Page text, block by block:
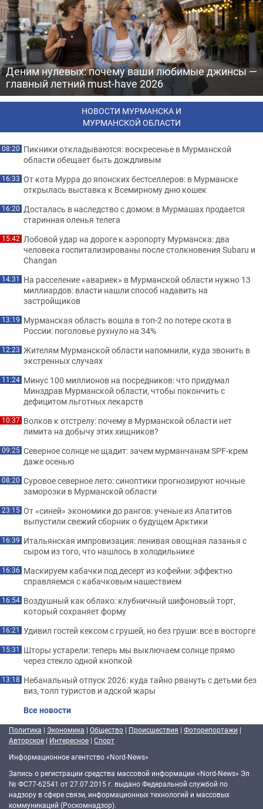
Деним нулевых: почему ваши любимые джинсы —
главный летний must-have 2026
НОВОСТИ МУРМАНСКА И
МУРМАНСКОЙ ОБЛАСТИ
08:20 Пикники откладываются: воскресенье в Мурманской
области обещает быть дождливым
16:33 От кота Мурра до японских бестселлеров: в Мурманске
открылась выставка к Всемирному дню кошек
16:20 Досталась в наследство с домом: в Мурмашах продается
старинная оленья телега
15:42 Лобовой удар на дороге к аэропорту Мурманска: два
человека госпитализированы после столкновения Subaru и
Changan
14:31 На расселение «авариек» в Мурманской области нужно 13
миллиардов: власти нашли способ надавить на
застройщиков
13:19 Мурманская область вошла в топ-2 по потере скота в
России: поголовье рухнуло на 34%
12:23 Жителям Мурманской области напомнили, куда звонить в
экстренных случаях
11:24 Минус 100 миллионов на посредников: что придумал
Минздрав Мурманской области, чтобы покончить с
дефицитом льготных лекарств
10:37 Волков к отстрелу: почему в Мурманской области нет
лимита на добычу этих хищников?
09:25 Северное солнце не щадит: зачем мурманчанам SPF-крем
даже осенью
08:20 Суровое северное лето: синоптики прогнозируют ночные
заморозки в Мурманской области
23:15 От «синей» экономики до рангов: ученые из Апатитов
выпустили свежий сборник о будущем Арктики
16:39 Итальянская импровизация: ленивая овощная лазанья с
сыром из того, что нашлось в холодильнике
16:36 Маскируем кабачки под десерт из кофейни: эффектно
справляемся с кабачковым нашествием
16:54 Воздушный как облако: клубничный шифоновый торт,
который сохраняет форму
16:21 Удивил гостей кексом с грушей, но без груши: все в восторге
15:31 Шторы устарели: теперь мы выключаем солнце прямо
через стекло одной кнопкой
13:18 Небанальный отпуск 2026: куда тайно рвануть с детьми без
виз, толп туристов и адской жары
Все новости
Политика | Экономика | Общество | Происшествия | Фоторепортажи |
Авторское | Интересное | Спорт
Информационное агентство «Nord-News»
Запись о регистрации средства массовой информации «Nord-News» Эл
№ ФС77-62541 от 27.07.2015 г. выдано Федеральной службой по
надзору в сфере связи, информационных технологий и массовых
коммуникаций (Роскомнадзор).